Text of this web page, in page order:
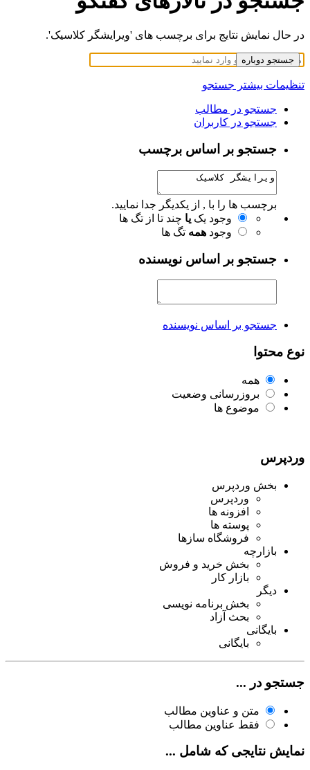
در حال نمایش نتایج برای برچسب های 'ویرایشگر کلاسیک'.
جستجو دوباره
تنظیمات بیشتر جستجو
جستجو در مطالب
جستجو در کاربران
جستجو بر اساس برچسب
برچسب ها را با , از یکدیگر جدا نمایید.
وجود یک یا چند تا از تگ ها
وجود همه تگ ها
جستجو بر اساس نویسنده
جستجو بر اساس نویسنده
نوع محتوا
همه
بروزرسانی وضعیت
موضوع ها
وردپرس
بخش وردپرس
وردپرس
افزونه ها
پوسته ها
فروشگاه سازها
بازارچه
بخش خرید و فروش
بازار کار
دیگر
بخش برنامه نویسی
بحث آزاد
بایگانی
بایگانی
جستجو در ...
متن و عناوین مطالب
فقط عناوین مطالب
نمایش نتایجی که شامل ...